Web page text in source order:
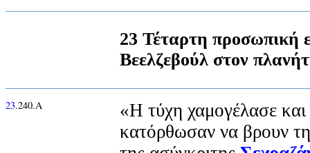
23 Τέταρτη προσωπική
Βεελζεβούλ στον
23.240.Α
«Η τύχη χαμογέλασε
κατόρθωσαν να βρουν